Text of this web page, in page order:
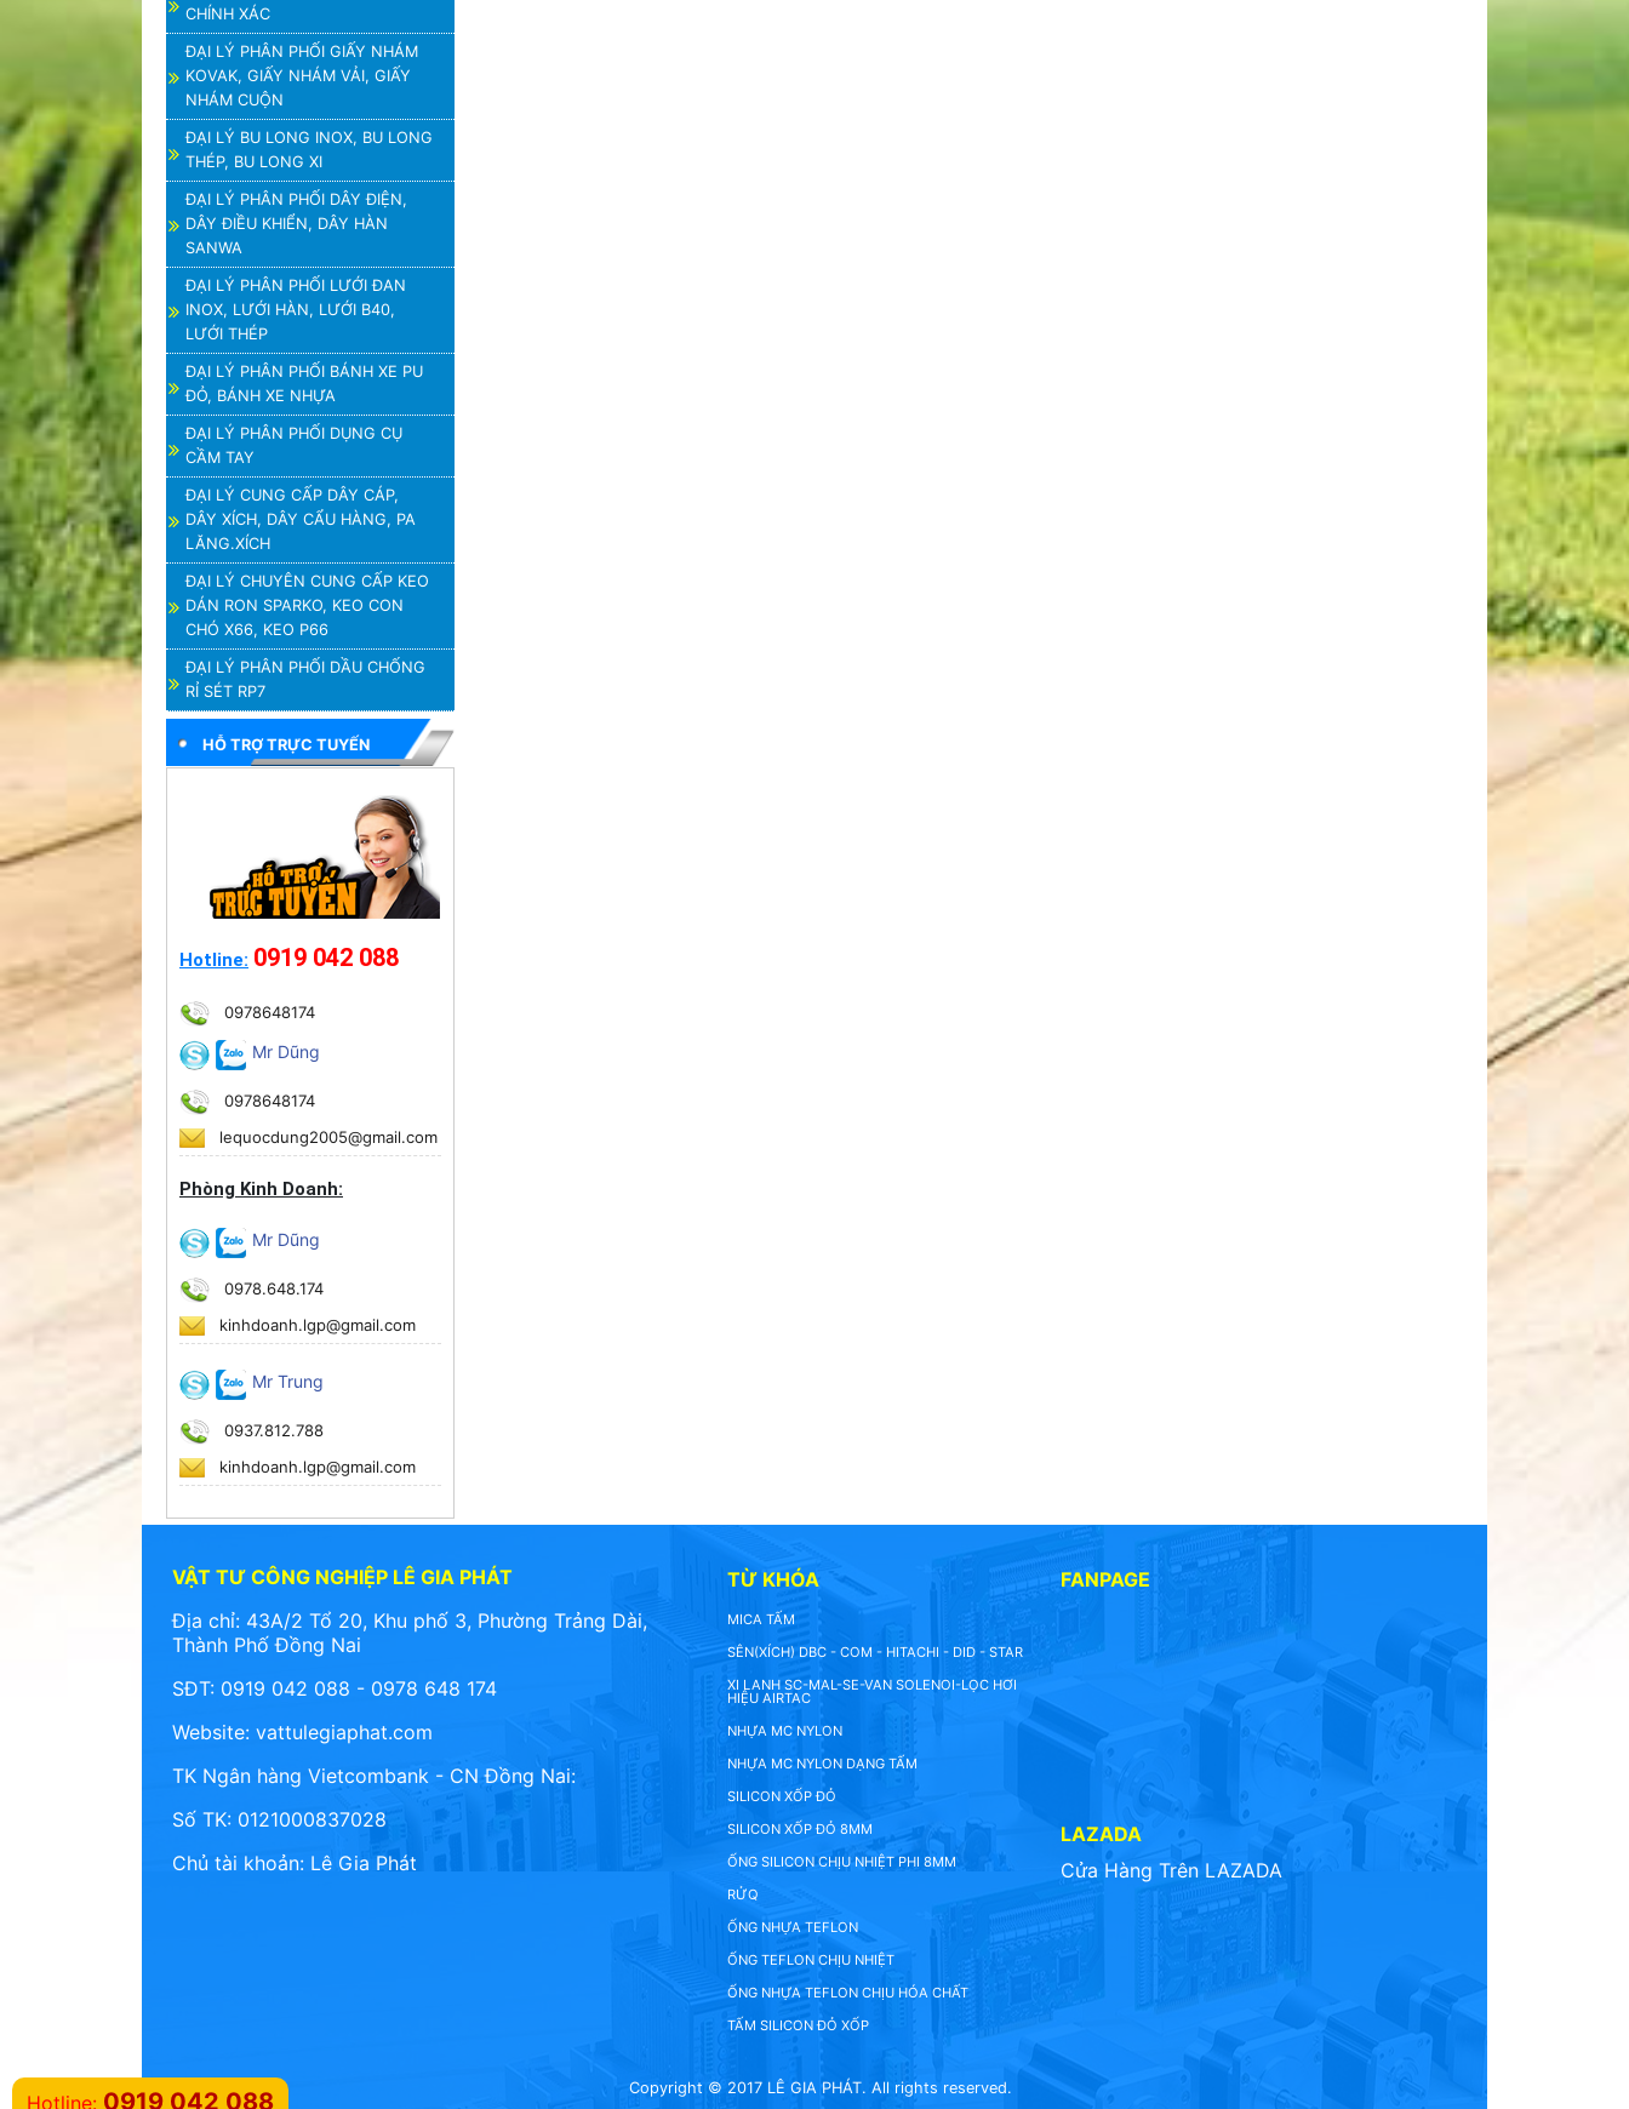
CHÍNH XÁC
ĐẠI LÝ PHÂN PHỐI GIẤY NHÁM
KOVAK, GIẤY NHÁM VẢI, GIẤY
NHÁM CUỘN
ĐẠI LÝ BU LONG INOX, BU LONG
THÉP, BU LONG XI
ĐẠI LÝ PHÂN PHỐI DÂY ĐIỆN,
DÂY ĐIỀU KHIỂN, DÂY HÀN
SANWA
ĐẠI LÝ PHÂN PHỐI LƯỚI ĐAN
INOX, LƯỚI HÀN, LƯỚI B40,
LƯỚI THÉP
ĐẠI LÝ PHÂN PHỐI BÁNH XE PU
ĐỎ, BÁNH XE NHỰA
ĐẠI LÝ PHÂN PHỐI DỤNG CỤ
CẦM TAY
ĐẠI LÝ CUNG CẤP DÂY CÁP,
DÂY XÍCH, DÂY CẨU HÀNG, PA
LĂNG.XÍCH
ĐẠI LÝ CHUYÊN CUNG CẤP KEO
DÁN RON SPARKO, KEO CON
CHÓ X66, KEO P66
ĐẠI LÝ PHÂN PHỐI DẦU CHỐNG
RỈ SÉT RP7
HỖ TRỢ TRỰC TUYẾN
Hotline: 0919 042 088
0978648174
Mr Dũng
0978648174
lequocdung2005@gmail.com
Phòng Kinh Doanh:
Mr Dũng
0978.648.174
kinhdoanh.lgp@gmail.com
Mr Trung
0937.812.788
kinhdoanh.lgp@gmail.com
VẬT TƯ CÔNG NGHIỆP LÊ GIA PHÁT
Địa chỉ: 43A/2 Tổ 20, Khu phố 3, Phường Trảng Dài,
Thành Phố Đồng Nai
SĐT: 0919 042 088 - 0978 648 174
Website: vattulegiaphat.com
TK Ngân hàng Vietcombank - CN Đồng Nai:
Số TK: 0121000837028
Chủ tài khoản: Lê Gia Phát
TỪ KHÓA
MICA TẤM
SÊN(XÍCH) DBC - COM - HITACHI - DID - STAR
XI LANH SC-MAL-SE-VAN SOLENOI-LỌC HƠI
HIỆU AIRTAC
NHỰA MC NYLON
NHỰA MC NYLON DẠNG TẤM
SILICON XỐP ĐỎ
SILICON XỐP ĐỎ 8MM
ỐNG SILICON CHỊU NHIỆT PHI 8MM
RỬQ
ỐNG NHỰA TEFLON
ỐNG TEFLON CHỊU NHIỆT
ỐNG NHỰA TEFLON CHỊU HÓA CHẤT
TẤM SILICON ĐỎ XỐP
FANPAGE
LAZADA
Cửa Hàng Trên LAZADA
Copyright © 2017 LÊ GIA PHÁT. All rights reserved.
Hotline: 0919 042 088